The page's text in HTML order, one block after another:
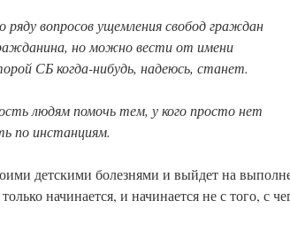
ряду вопросов ущемления свобод граждан
но можно вести от имени
СБ когда-нибудь, надеюсь, станет.
людям помочь тем, у кого просто нет
по инстанциям.
детскими болезнями и выйдет на
начинается, и начинается не с того, с